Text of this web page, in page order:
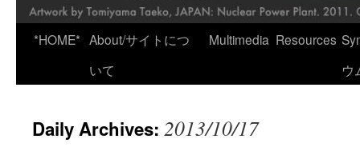
*HOME* About/サイトにつ
いて
Multimedia Resources
ウ
Daily Archives: 2013/10/17